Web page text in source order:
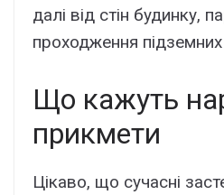
далі від стін будинку,
проходження підземних
Що кажуть
прикмети
Цікаво, що сучасні